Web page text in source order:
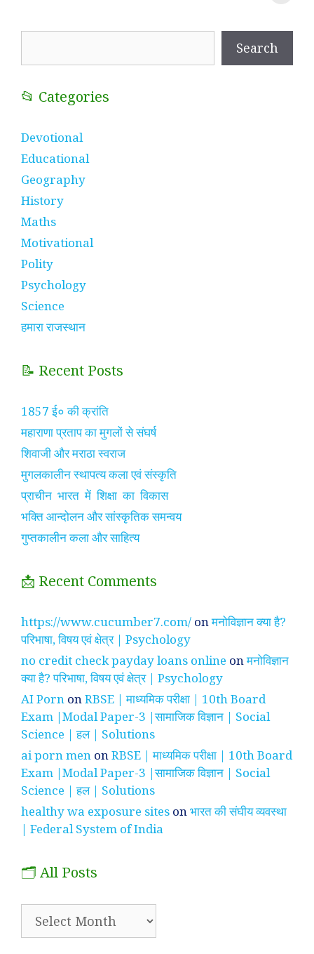
Search
📂 Categories
Devotional
Educational
Geography
History
Maths
Motivational
Polity
Psychology
Science
हमारा राजस्थान
📝 Recent Posts
1857 ई० की क्रांति
महाराणा प्रताप का मुगलों से संघर्ष
शिवाजी और मराठा स्वराज
मुगलकालीन स्थापत्य कला एवं संस्कृति
प्राचीन भारत में शिक्षा का विकास
भक्ति आन्दोलन और सांस्कृतिक समन्वय
गुप्तकालीन कला और साहित्य
📩 Recent Comments
https://www.cucumber7.com/ onमनोविज्ञान क्या है?
परिभाषा, विषय एवं क्षेत्र | Psychology
no credit check payday loans online onमनोविज्ञान
क्या है? परिभाषा, विषय एवं क्षेत्र | Psychology
AI Porn onRBSE | माध्यमिक परीक्षा | 10th Board
Exam |Modal Paper-3 |सामाजिक विज्ञान | Social
Science | हल | Solutions
ai porn men onRBSE | माध्यमिक परीक्षा | 10th Board
Exam |Modal Paper-3 |सामाजिक विज्ञान | Social
Science | हल | Solutions
healthy wa exposure sites onभारत की संघीय व्यवस्था
| Federal System of India
🗂️ All Posts